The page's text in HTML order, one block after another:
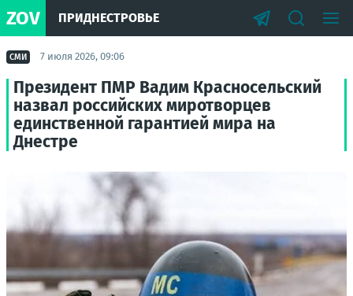
ZOV ПРИДНЕСТРОВЬЕ
СМИ 7 июля 2026, 09:06
Президент ПМР Вадим Красносельский
назвал российских миротворцев
единственной гарантией мира на
Днестре